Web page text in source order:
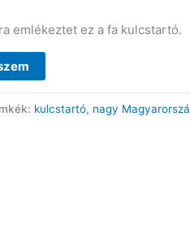
emlékeztet ez a fa kulcstartó.
kulcstartó, nagy